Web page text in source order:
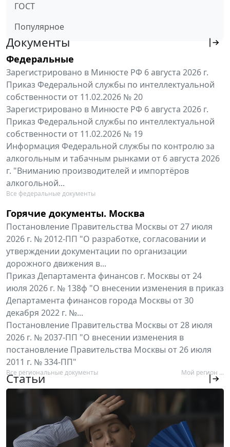
ГОСТ
Популярное
Документы
Федеральные
Зарегистрировано в Минюсте РФ 6 августа 2026 г.
Приказ Федеральной службы по интеллектуальной
собственности от 11.02.2026 № 20
Зарегистрировано в Минюсте РФ 6 августа 2026 г.
Приказ Федеральной службы по интеллектуальной
собственности от 11.02.2026 № 19
Информация Федеральной службы по контролю за
алкогольным и табачным рынками от 6 августа 2026
г. "Вниманию производителей и импортёров
алкогольной...
Все федеральные документы
Горячие документы. Москва
Постановление Правительства Москвы от 27 июля
2026 г. № 2012-ПП "О разработке, согласовании и
утверждении документации по организации
дорожного движения в...
Приказ Департамента финансов г. Москвы от 24
июля 2026 г. № 138ф "О внесении изменения в приказ
Департамента финансов города Москвы от 30
декабря 2022 г. №...
Постановление Правительства Москвы от 28 июля
2026 г. № 2037-ПП "О внесении изменения в
постановление Правительства Москвы от 26 июля
2011 г. № 334-ПП"
Все региональные документы Мой регион ...
Статьи